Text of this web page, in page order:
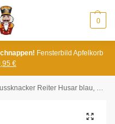
0
Fensterbild Apfelkorb
€
Reiter Husar blau, groß